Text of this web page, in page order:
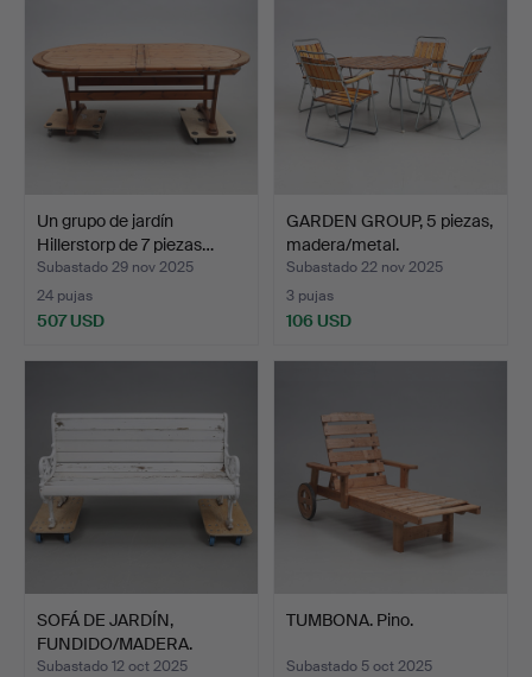
Un grupo de jardín
Hillerstorp de 7 piezas…
Subastado 29 nov 2025
24 pujas
507 USD
GARDEN GROUP, 5 piezas,
madera/metal.
Subastado 22 nov 2025
3 pujas
106 USD
SOFÁ DE JARDÍN,
FUNDIDO/MADERA.
Subastado 12 oct 2025
TUMBONA. Pino.
Subastado 5 oct 2025